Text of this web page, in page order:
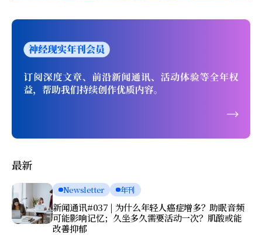
最新
Newsletter 年刊
新闻通讯#037 | 为什么年轻人癌症增多？助眠音频
可能影响记忆；久坐多久需要活动一次？肌酸或能
改善抑郁